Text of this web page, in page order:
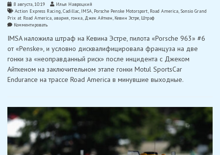
8 августа, 10:19
Илья Навроцкий
Action Express Racing,Cadillac, IMSA, Porsche Penske Motorsport, Road America, Sonsio Grand
Prix at Road America, авария, гонка, Джек Айткен, Кевин Эстре, Штраф
Комментироватьon
оштрафовала
Эстре:
его
в
столкновении
Road
America
IMSA наложила штраф на Кевина Эстре, пилота «Porsche 963» #6
от «Penske», и условно дисквалифицировала француза на две
гонки за «неоправданный риск» после инцидента с Джеком
Айткеном на заключительном этапе гонки Motul SportsCar
Endurance на трассе Road America в минувшие выходные.